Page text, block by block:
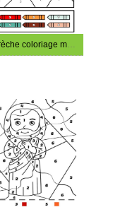
Noël Crèche coloriage magique